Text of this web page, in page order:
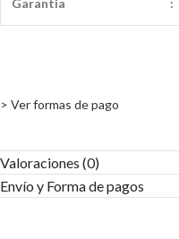
Garantia :
> Ver formas de pago
Valoraciones (0)
Envío y Forma de pagos​